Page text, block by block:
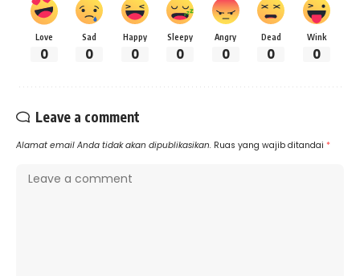
Love
0
Sad
0
Happy
0
Sleepy
0
Angry
0
Dead
0
Wink
0
Leave a comment
Alamat email Anda tidak akan dipublikasikan. Ruas yang wajib ditandai *